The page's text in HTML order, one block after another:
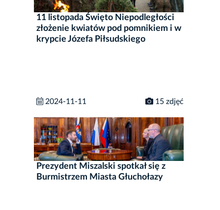
11 listopada Święto Niepodległości
złożenie kwiatów pod pomnikiem i w
krypcie Józefa Piłsudskiego
2024-11-11 15 zdjęć
Prezydent Miszalski spotkał się z
Burmistrzem Miasta Głuchołazy